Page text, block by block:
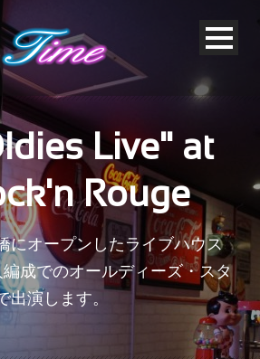
Live" at
Rouge
にオープンしたライブハウス
成でのオールディーズ・スタ
出演します。